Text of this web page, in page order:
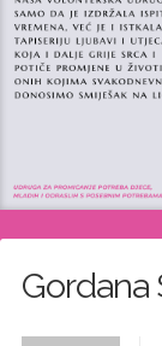
Gordana